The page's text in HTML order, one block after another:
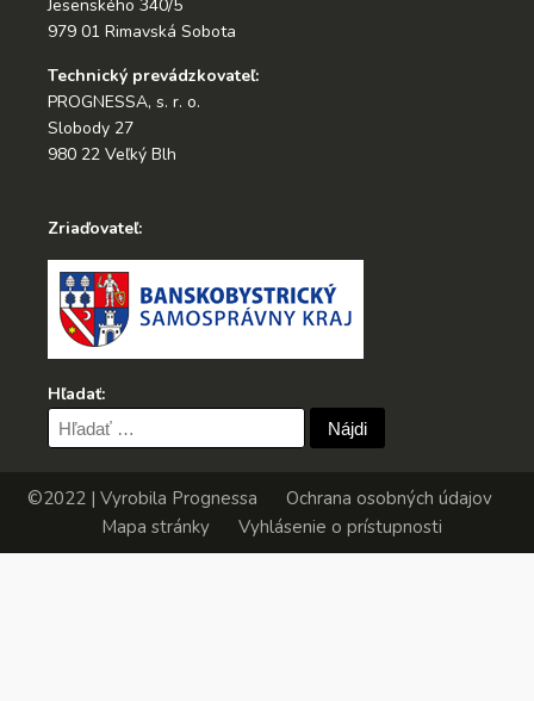
Jesenského 340/5
979 01 Rimavská Sobota
Technický prevádzkovateľ:
PROGNESSA, s. r. o.
Slobody 27
980 22 Veľký Blh
Zriaďovateľ:
Hľadať:
Hľadať:
©2022 | Vyrobila Prognessa
Ochrana osobných údajov
Mapa stránky
Vyhlásenie o prístupnosti